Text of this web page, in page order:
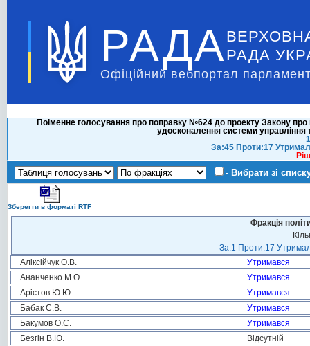
РАДА РАДА
Офіційний вебпортал
Поіменне голосування про поправку №624 до проекту Закону
удосконалення системи управління
За:45 Проти:17
- Вибрати зі
Зберегти в форматі RTF
Фракція
За:1 Проти:17
Аліксійчук О.В.
Утримався
Ананченко М.О.
Утримався
Арістов Ю.Ю.
Утримався
Бабак С.В.
Утримався
Бакумов О.С.
Утримався
Безгін В.Ю.
Відсутній